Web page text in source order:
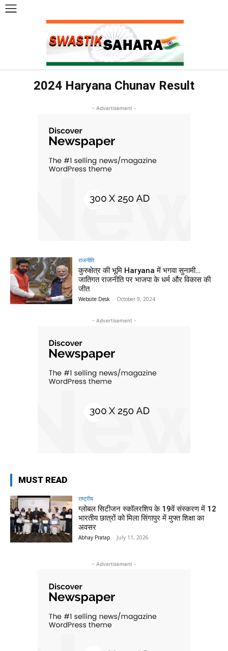
2024 Haryana Chunav Result
- Advertisement -
राजनीति
कुरुक्षेत्र की भूमि Haryana में भगवा सुनामी…
जातिगत राजनीति पर भाजपा के धर्म और विकास की
जीत
Website Desk - October 9, 2024
- Advertisement -
MUST READ
राष्ट्रीय
ग्लोबल सिटीजन स्कॉलरशिप के 19वें संस्करण में 12
भारतीय छात्रों को मिला सिंगापुर में मुफ्त शिक्षा का
अवसर
Abhay Pratap - July 11, 2026
- Advertisement -